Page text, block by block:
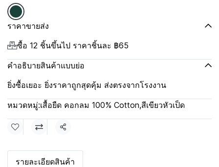
ราคาขายส่ง
ซื้อ 12 ชิ้นขึ้นไป ราคาชิ้นละ ฿65
คำอธิบายสินค้าแบบย่อ
ยิ่งซื้อเยอะ ยิ่งราคาถูกสุดคุ้ม ส่งตรงจากโรงงาน
หมวดหมู่:เสื้อยืด คอกลม 100% Cotton,สีเขียวหัวเป็ด
แชร์
รายละเอียดสินค้า